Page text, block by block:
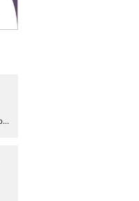
stellaluna, de punt (drenthe)